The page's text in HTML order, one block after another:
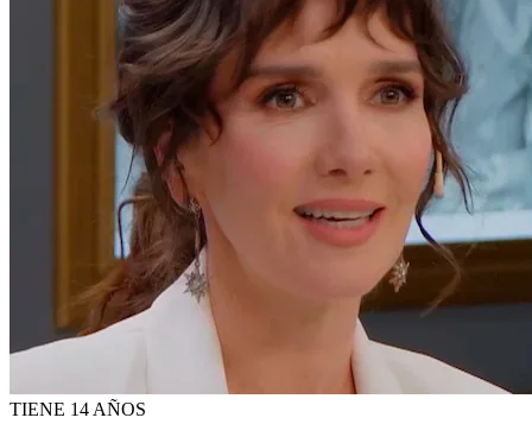
TIENE 14 AÑOS